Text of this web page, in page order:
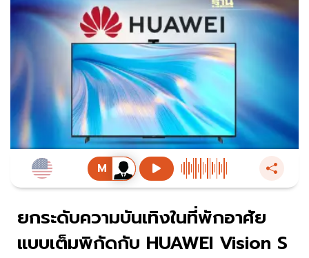
ยกระดับความบันเทิงในที่พักอาศัย
แบบเต็มพิกัดกับ HUAWEI Vision S